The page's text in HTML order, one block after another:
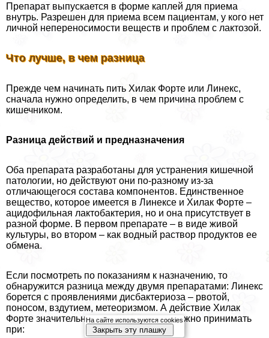
Препарат выпускается в форме каплей для приема
внутрь. Разрешен для приема всем пациентам, у кого нет
личной непереносимости веществ и проблем с лактозой.
Что лучше, в чем разница
Прежде чем начинать пить Хилак Форте или Линекс,
сначала нужно определить, в чем причина проблем с
кишечником.
Разница действий и предназначения
Оба препарата разработаны для устранения кишечной
патологии, но действуют они по-разному из-за
отличающегося состава компонентов. Единственное
вещество, которое имеется в Линексе и Хилак Форте –
ацидофильная лактобактерия, но и она присутствует в
разной форме. В первом препарате – в виде живой
культуры, во втором – как водный раствор продуктов ее
обмена.
Если посмотреть по показаниям к назначению, то
обнаружится разница между двумя препаратами: Линекс
борется с проявлениями дисбактериоза – рвотой,
поносом, вздутием, метеоризмом. А действие Хилак
Форте значительно шире, так как его можно принимать
при:
На сайте используются cookies
Закрыть эту плашку